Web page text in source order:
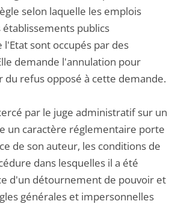
selon laquelle les emplois
publics
sont occupés par des
demande l'annulation pour
du refus opposé à cette demande.
par le juge administratif sur un
un caractère réglementaire porte
de son auteur, les conditions de
dans lesquelles il a été
d'un détournement de pouvoir et
générales et impersonnelles